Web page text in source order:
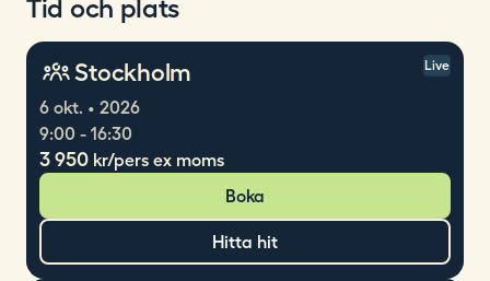
Tid och plats
Live
Stockholm
6 okt. • 2026
9:00 - 16:30
3 950 kr/pers ex moms
Boka
Hitta hit